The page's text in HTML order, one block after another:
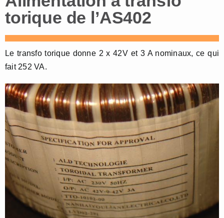
torique de l’AS402
Le transfo torique donne 2 x 42V et 3 A nominaux, ce qui
fait 252 VA.